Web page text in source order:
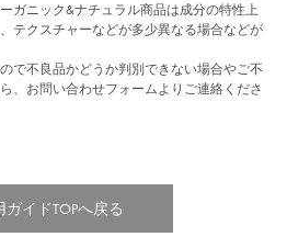
ガニック&ナチュラル商品は成分の特性上
テクスチャーなどが多少異なる場合などが
で不良品かどうか判別できない場合やご不
、お問い合わせフォームよりご連絡くださ
ガイドTOPへ戻る